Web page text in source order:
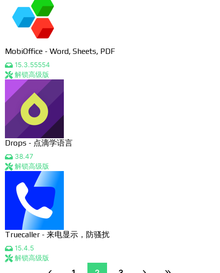
MobiOffice - Word, Sheets, PDF
15.3.55554
解锁高级版
Drops - 点滴学语言
38.47
解锁高级版
Truecaller - 来电显示，防骚扰
15.4.5
解锁高级版